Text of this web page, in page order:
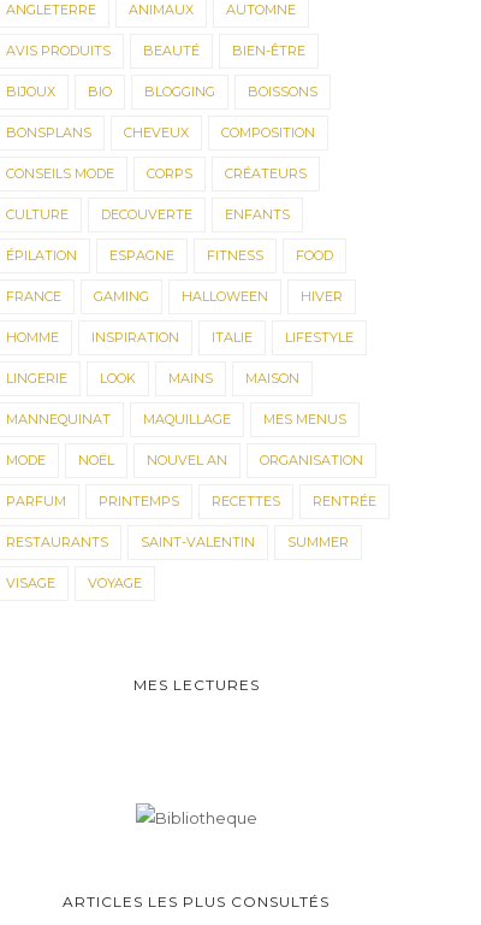
ANGLETERRE ANIMAUX AUTOMNE
AVIS PRODUITS BEAUTÉ BIEN-ÊTRE
BIJOUX BIO BLOGGING BOISSONS
BONSPLANS CHEVEUX COMPOSITION
CONSEILS MODE CORPS CRÉATEURS
CULTURE DECOUVERTE ENFANTS
ÉPILATION ESPAGNE FITNESS FOOD
FRANCE GAMING HALLOWEEN HIVER
HOMME INSPIRATION ITALIE LIFESTYLE
LINGERIE LOOK MAINS MAISON
MANNEQUINAT MAQUILLAGE MES MENUS
MODE NOËL NOUVEL AN ORGANISATION
PARFUM PRINTEMPS RECETTES RENTRÉE
RESTAURANTS SAINT-VALENTIN SUMMER
VISAGE VOYAGE
MES LECTURES
ARTICLES LES PLUS CONSULTÉS